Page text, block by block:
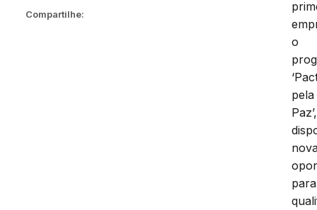
Compartilhe:
o
pela
Paz’,
para